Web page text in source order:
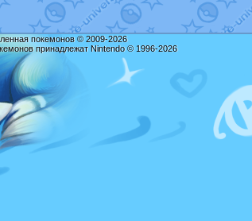
покемонов © 2009-2026
принадлежат Nintendo © 1996-2026